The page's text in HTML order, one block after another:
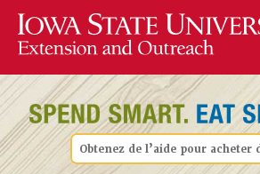
Obtenez de l’aide pour acheter